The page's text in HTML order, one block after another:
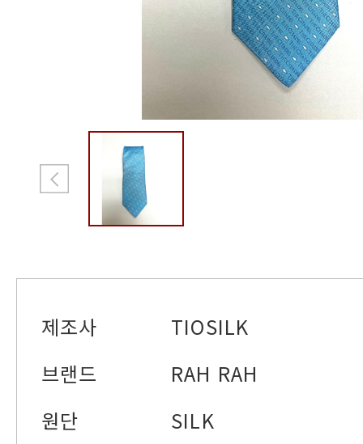
제조사
TIOSILK
브랜드
RAH RAH
원단
SILK